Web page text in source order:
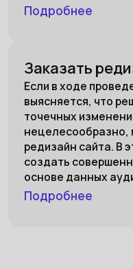
Подробнее
Заказать
Если в ходе
выясняется, что
точечных
нецелесообразно,
редизайн сайта. В
создать
основе данных
Подробнее